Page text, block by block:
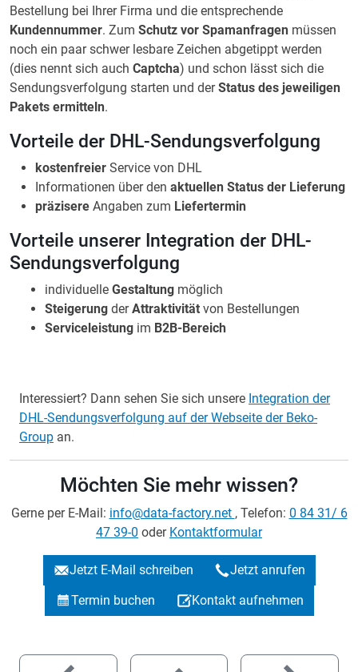
Bestellung bei Ihrer Firma und die entsprechende
Kundennummer. Zum Schutz vor Spamanfragen müssen
noch ein paar schwer lesbare Zeichen abgetippt werden
(dies nennt sich auch Captcha) und schon lässt sich die
Sendungsverfolgung starten und derStatus des jeweiligen
Pakets ermitteln.
Vorteile der DHL-Sendungsverfolgung
kostenfreier Service von DHL
Informationen über den aktuellen Status der Lieferung
präzisere Angaben zum Liefertermin
Vorteile unserer Integration der DHL-
Sendungsverfolgung
individuelle Gestaltung möglich
Steigerung derAttraktivität von Bestellungen
Serviceleistung im B2B-Bereich
Interessiert? Dann sehen Sie sich unsere Integration der
DHL-Sendungsverfolgung auf der Webseite der Beko-
Group an.
Möchten Sie mehr wissen?
Gerne per E-Mail: info@data-factory.net , Telefon: 0 84 31/ 6
47 39-0 oder Kontaktformular
Jetzt E-Mail schreiben
Jetzt anrufen
Termin buchen
Kontakt aufnehmen